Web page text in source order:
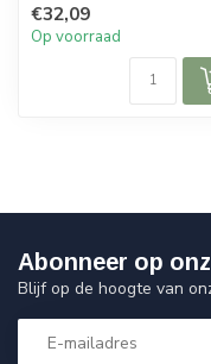
€32,09
Op voorraad
Abonneer op
Blijf op de hoogte van